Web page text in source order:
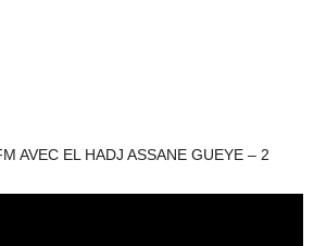
AVEC EL HADJ ASSANE GUEYE – 2